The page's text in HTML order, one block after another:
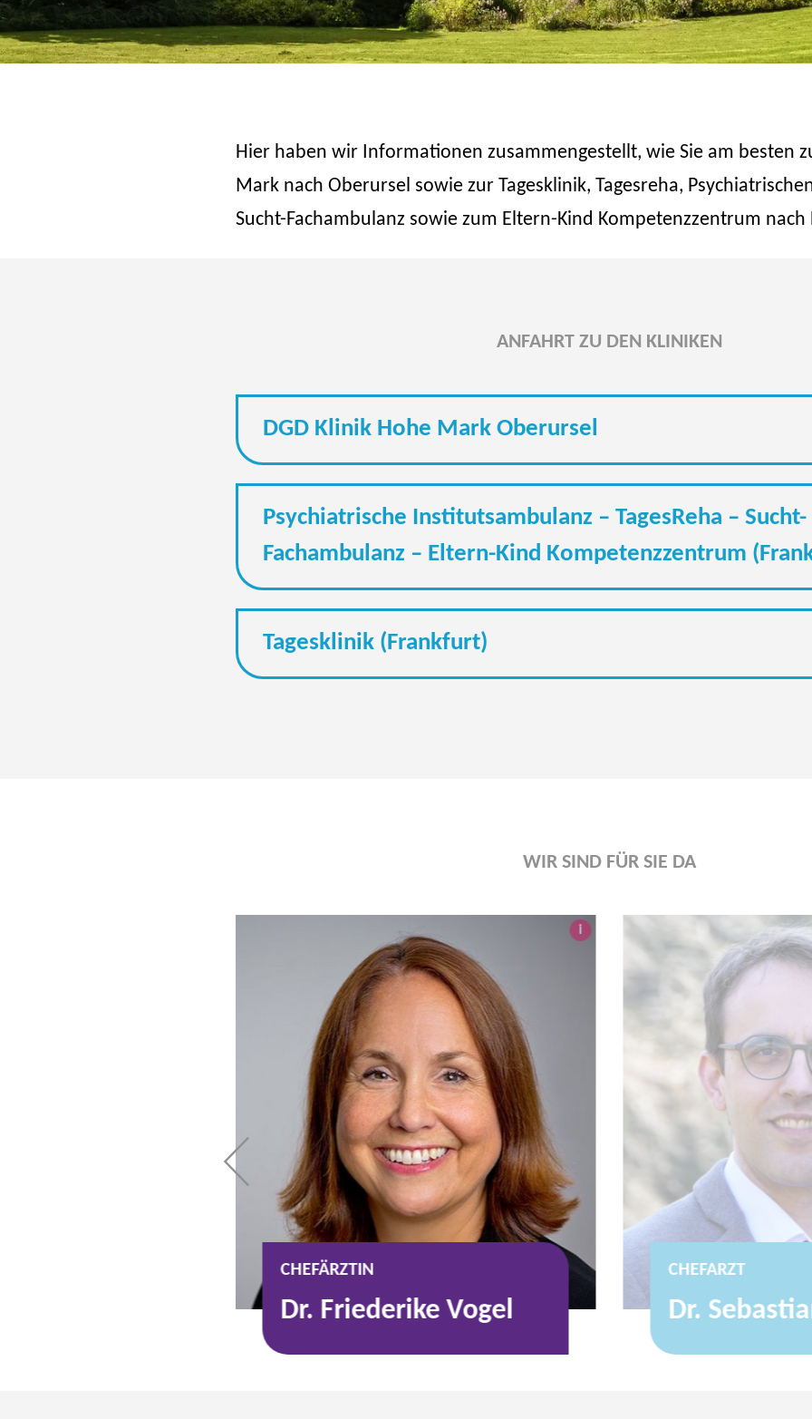
Hier haben wir Informationen zusammengestellt, wie Sie am besten
Mark nach Oberursel sowie zur Tagesklinik, Tagesreha,
Sucht-Fachambulanz sowie zum Eltern-Kind Kompetenzzentrum
ANFAHRT ZU DEN KLINIKEN
DGD Klinik Hohe Mark Oberursel
Psychiatrische Institutsambulanz – TagesReha – Sucht-
Fachambulanz – Eltern-Kind Kompetenzzentrum
Tagesklinik (Frankfurt)
WIR SIND FÜR SIE DA
i
CHEFÄRZTIN
Dr. Friederike Vogel
CHEFARZT
Dr.